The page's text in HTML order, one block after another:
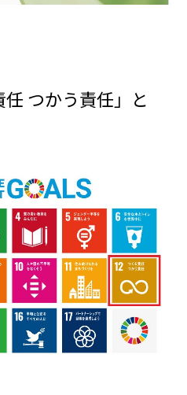
つかう責任」と